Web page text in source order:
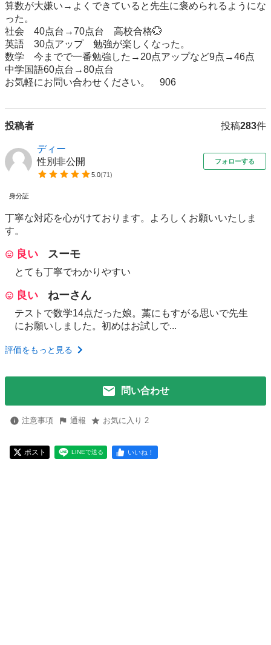
算数が大嫌い→よくできていると先生に褒められるようにな
った。
社会　40点台→70点台　高校合格💮
英語　30点アップ　勉強が楽しくなった。
数学　今までで一番勉強した→20点アップなど9点→46点
中学国語60点台→80点台
お気軽にお問い合わせください。　906
投稿者 投稿283件
ディー
性別非公開
5.0(71)
フォローする
身分証
丁寧な対応を心がけております。よろしくお願いいたしま
す。
良い スーモ
とても丁寧でわかりやすい
良い ねーさん
テストで数学14点だった娘。藁にもすがる思いで先生
にお願いしました。初めはお試しで...
評価をもっと見る
問い合わせ
注意事項 通報 お気に入り 2
ポスト LINEで送る いいね！